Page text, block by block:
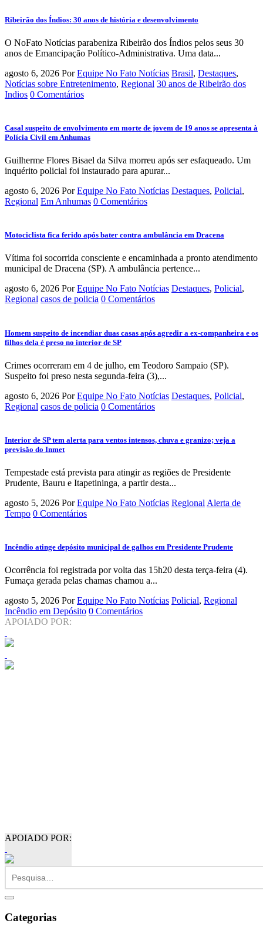
Ribeirão dos Índios: 30 anos de história e desenvolvimento
O NoFato Notícias parabeniza Ribeirão dos Índios pelos seus 30
anos de Emancipação Político-Administrativa. Uma data...
agosto 6, 2026 Por Equipe No Fato Notícias Brasil, Destaques,
Notícias sobre Entretenimento, Regional 30 anos de Ribeirão dos
Indios 0 Comentários
Casal suspeito de envolvimento em morte de jovem de 19 anos se apresenta à
Polícia Civil em Anhumas
Guilherme Flores Bisael da Silva morreu após ser esfaqueado. Um
inquérito policial foi instaurado para apurar...
agosto 6, 2026 Por Equipe No Fato Notícias Destaques, Policial,
Regional Em Anhumas 0 Comentários
Motociclista fica ferido após bater contra ambulância em Dracena
Vítima foi socorrida consciente e encaminhada a pronto atendimento
municipal de Dracena (SP). A ambulância pertence...
agosto 6, 2026 Por Equipe No Fato Notícias Destaques, Policial,
Regional casos de policia 0 Comentários
Homem suspeito de incendiar duas casas após agredir a ex-companheira e os
filhos dela é preso no interior de SP
Crimes ocorreram em 4 de julho, em Teodoro Sampaio (SP).
Suspeito foi preso nesta segunda-feira (3),...
agosto 6, 2026 Por Equipe No Fato Notícias Destaques, Policial,
Regional casos de policia 0 Comentários
Interior de SP tem alerta para ventos intensos, chuva e granizo; veja a
previsão do Inmet
Tempestade está prevista para atingir as regiões de Presidente
Prudente, Bauru e Itapetininga, a partir desta...
agosto 5, 2026 Por Equipe No Fato Notícias Regional Alerta de
Tempo 0 Comentários
Incêndio atinge depósito municipal de galhos em Presidente Prudente
Ocorrência foi registrada por volta das 15h20 desta terça-feira (4).
Fumaça gerada pelas chamas chamou a...
agosto 5, 2026 Por Equipe No Fato Notícias Policial, Regional
Incêndio em Depósito 0 Comentários
APOIADO POR:
APOIADO POR:
Categorias